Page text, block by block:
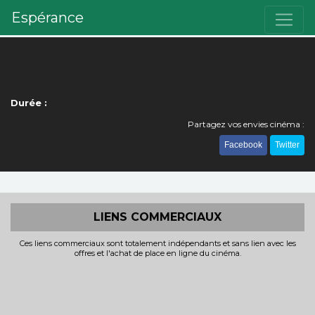
Espérance
Durée :
Partagez vos envies cinéma :
Facebook Twitter
LIENS COMMERCIAUX
Ces liens commerciaux sont totalement indépendants et sans lien avec les
offres et l'achat de place en ligne du cinéma.